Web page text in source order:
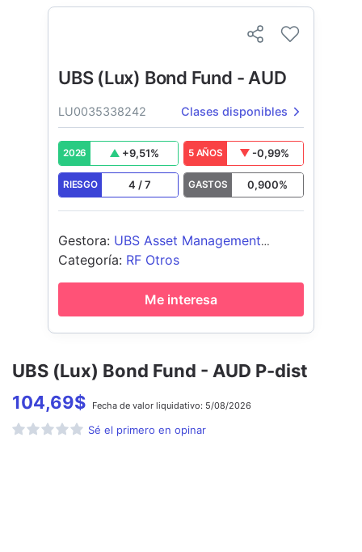
UBS (Lux) Bond Fund - AUD P-dist
104,69$ Fecha de valor liquidativo: 5/08/2026
Sé el primero en opinar
UBS (Lux) Bond Fund - AUD
LU0035338242 Clases disponibles
2026 +9,51% 5 AÑOS -0,99%
RIESGO 4 /7 GASTOS 0,900%
Gestora: UBS Asset Management
(Europe) S.A.
Categoría: RF Otros
Me interesa